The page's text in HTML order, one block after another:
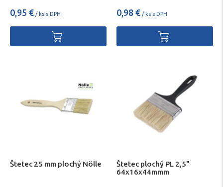
0,95 € / ks s DPH 0,98 € / ks s DPH
Štetec 25 mm plochý Nölle
Štetec plochý PL 2,5"
64x16x44mmm